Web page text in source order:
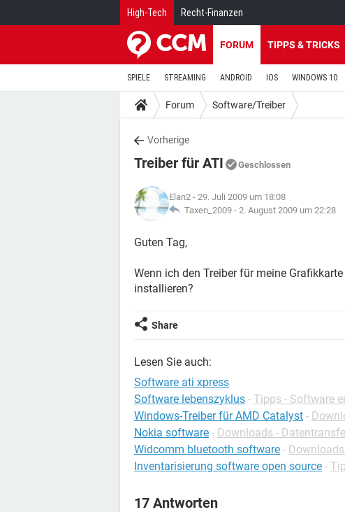
High-Tech Recht-Finanzen
FORUM TIPPS & TRICKS
SPIELE STREAMING ANDROID IOS WINDOWS 10
Forum Software/Treiber
Vorherige
Treiber für ATI Geschlossen
Elan2 - 29. Juli 2009 um 18:08
Taxen_2009 - 2. August 2009 um 22:28
Guten Tag,
Wenn ich den Treiber für meine
installieren?
Share
Lesen Sie auch:
Software ati xpress
Software lebenszyklus - Tipps - Software
Windows-Treiber für AMD Catalyst -
Nokia software - Downloads -
Widcomm bluetooth software -
Inventarisierung software open source -
17 Antworten